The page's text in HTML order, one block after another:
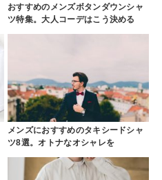
おすすめのメンズボタンダウンシャ
ツ特集。大人コーデはこう決める
メンズにおすすめのタキシードシャ
ツ8選。オトナなオシャレを